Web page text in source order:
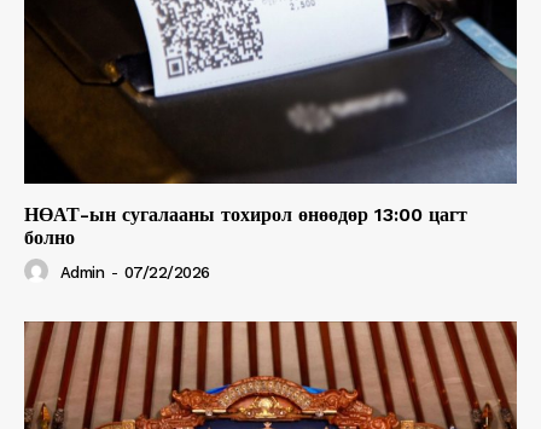
НӨАТ-ын сугалааны тохирол өнөөдөр 13:00 цагт
болно
Admin - 07/22/2026